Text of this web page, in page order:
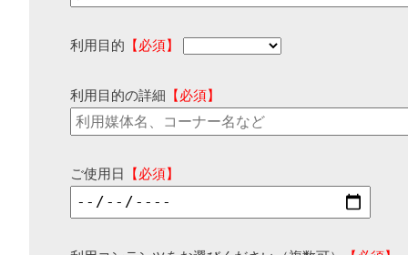
利用目的 【必須】
利用目的の詳細 【必須】
ご使用日 【必須】